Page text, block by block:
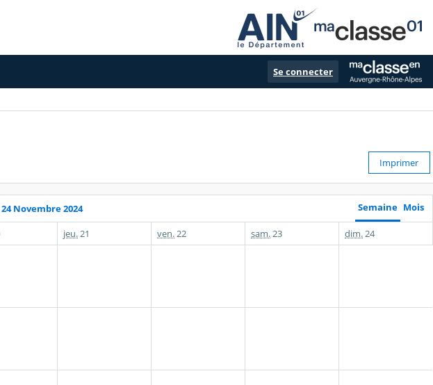
Se connecter
Imprimer
Novembre 2024 Semaine Mois
jeu. 21 ven. 22 sam. 23 dim. 24